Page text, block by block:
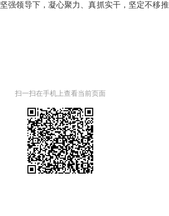
强领导下，凝心聚力、真抓实干，坚定不移
扫一扫在手机上查看当前页面